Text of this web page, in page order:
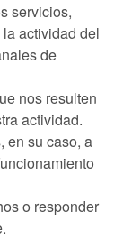
servicios,
actividad del
de
nos resulten
actividad.
en su caso, a
o responder